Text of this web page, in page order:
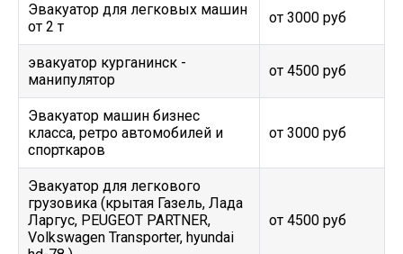
Эвакуатор для легковых машин
от 2 т
от 3000 руб
эвакуатор курганинск -
манипулятор
от 4500 руб
Эвакуатор машин бизнес
класса, ретро автомобилей и
спорткаров
от 3000 руб
Эвакуатор для легкового
грузовика (крытая Газель, Лада
Ларгус, PEUGEOT PARTNER,
Volkswagen Transporter, hyundai
от 4500 руб